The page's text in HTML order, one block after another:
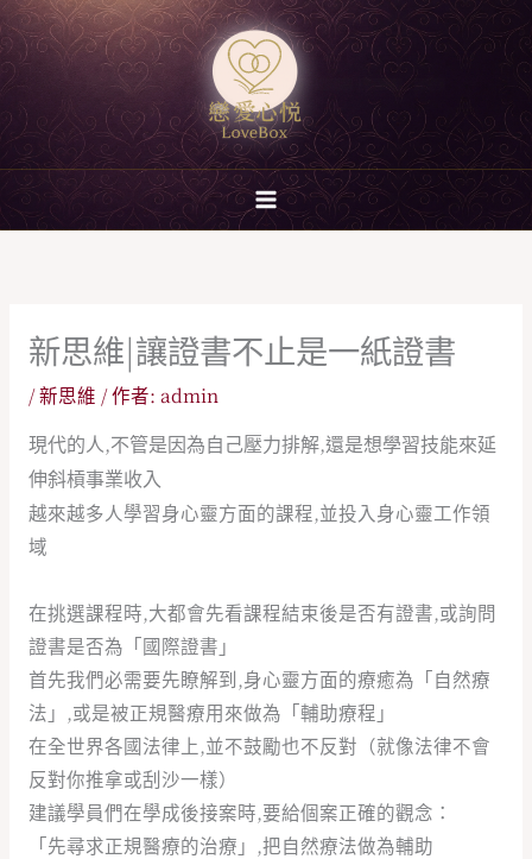
跳
至
主
要
內
新思維|讓證書不止是一紙證書
/新思維 / 作者: admin
現代的人,不管是因為自己壓力排解,還是想學習技能來延
伸斜槓事業收入
越來越多人學習身心靈方面的課程,並投入身心靈工作領
域
在挑選課程時,大都會先看課程結束後是否有證書,或詢問
證書是否為「國際證書」
首先我們必需要先瞭解到,身心靈方面的療癒為「自然療
法」,或是被正規醫療用來做為「輔助療程」
在全世界各國法律上,並不鼓勵也不反對（就像法律不會
反對你推拿或刮沙一樣）
建議學員們在學成後接案時,要給個案正確的觀念：
「先尋求正規醫療的治療」,把自然療法做為輔助